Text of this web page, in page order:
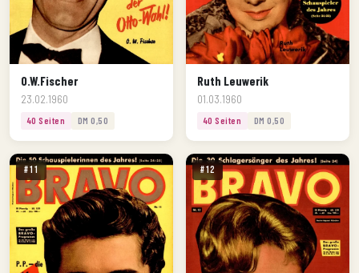
O.W.Fischer
23.02.1960
40 Seiten DM 0,50
Ruth Leuwerik
01.03.1960
40 Seiten DM 0,50
#11 #12